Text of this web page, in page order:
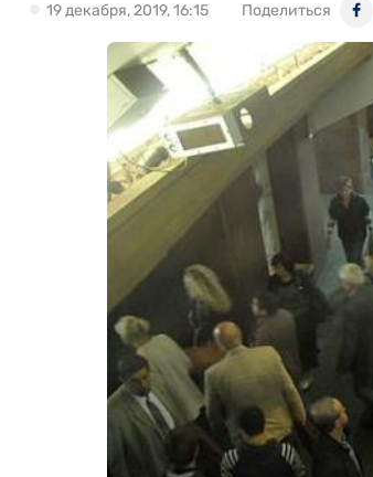
19 декабря, 2019, 16:15 Поделиться